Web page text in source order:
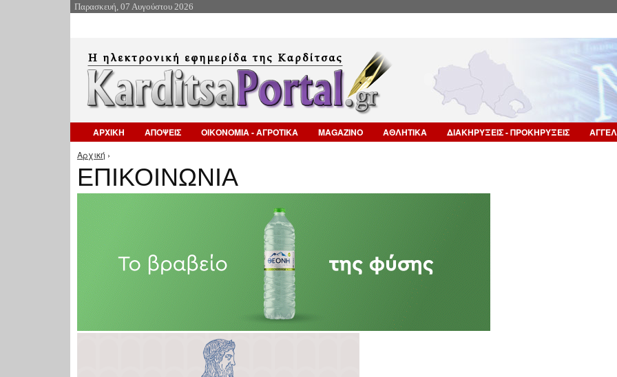
Παρασκευή, 07 Αυγούστου 2026
ΑΡΧΙΚΗ ΑΠΟΨΕΙΣ ΟΙΚΟΝΟΜΙΑ - ΑΓΡΟΤΙΚΑ MAGAZINO ΑΘΛΗΤΙΚΑ ΔΙΑΚΗΡΥΞΕΙΣ - ΠΡΟΚΗΡΥΞΕΙΣ
Είστε εδώ
Αρχική ›
ΕΠΙΚΟΙΝΩΝΙΑ